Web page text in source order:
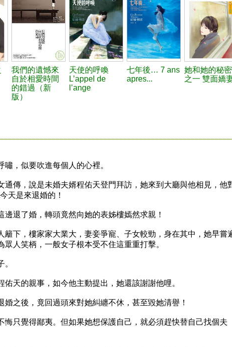
我們的遺憾來
自於相愛時間
的錯過（新
版）
天使的呼喚
L’appel de
l’ange
七年後… 7 ans
apres...
她和她的秘密
之一 雙面嬌
，似要吹進每個人的心裡。
傳，說是未婚夫婿程佑天登門拜訪，她來到大廳與他相見，他
天是來退婚的！
退了婚，轉頭竟然向她的表姊樓嫣然求親！
下，樓家家大業大，妻妾爭寵、子女較勁，身在其中，她早嘗
眾人笑柄，一般女子根本受不住這重重打擊。
天的親事，如今他主動提出，她還該謝謝他哩。
之後，竟回過頭來對她糾纏不休，甚至毀她清譽！
只覺得鄙夷。但如果她想保護自己，就必須趕快替自己找個夫